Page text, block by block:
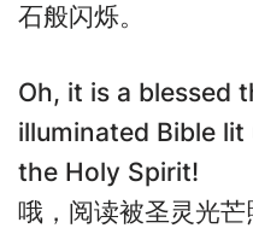
石般闪烁。
Oh, it is a blessed
illuminated Bible
the Holy Spirit!
哦，阅读被圣灵光